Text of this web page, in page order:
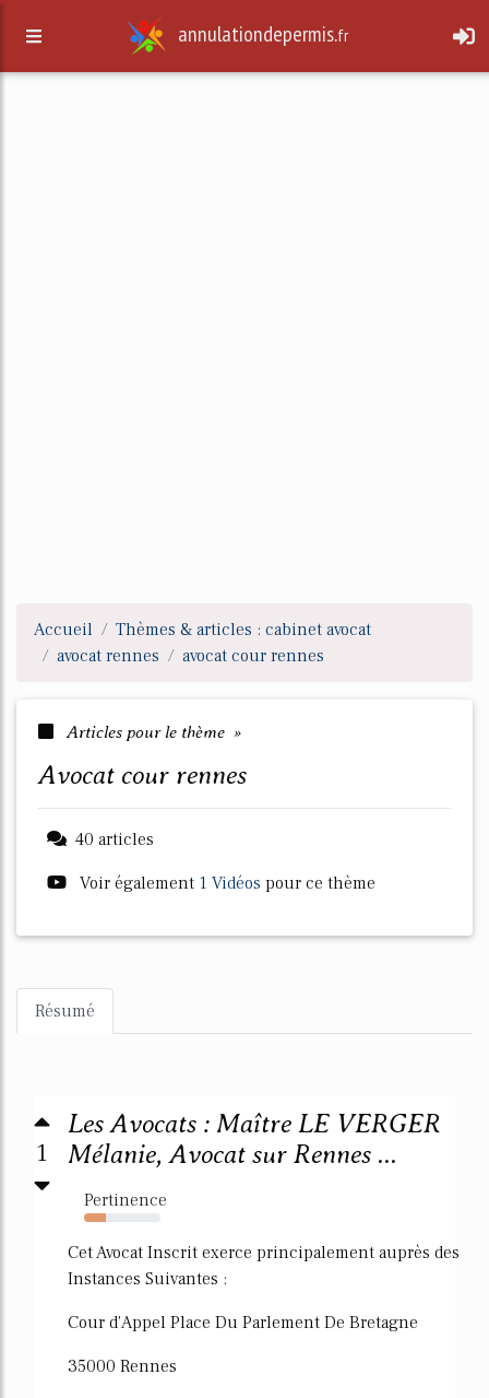
annulationdepermis.fr
Accueil
Thèmes & articles : cabinet avocat
avocat rennes
avocat cour rennes
Articles pour le thème »
avocat cour rennes
40 articles
Voir également 1 Vidéos pour ce thème
Résumé
1
Les Avocats : Maître LE VERGER
Mélanie, Avocat sur Rennes ...
Pertinence
28%
Cet Avocat Inscrit exerce principalement auprès des
Instances Suivantes :
Cour d'Appel Place Du Parlement De Bretagne
35000 Rennes